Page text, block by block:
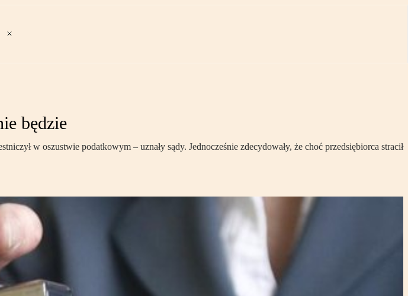
będzie
w oszustwie podatkowym – uznały sądy. Jednocześnie zdecydowały, że choć przedsiębiorca stracił